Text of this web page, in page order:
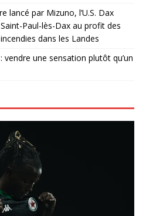
lancé par Mizuno, l’U.S. Dax
Paul-lès-Dax au profit des
dans les Landes
vendre une sensation plutôt qu’un